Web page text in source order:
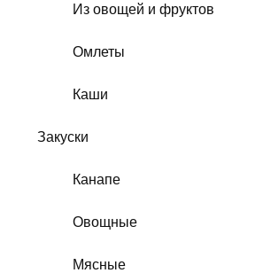
Из овощей и фруктов
Омлеты
Каши
Закуски
Канапе
Овощные
Мясные